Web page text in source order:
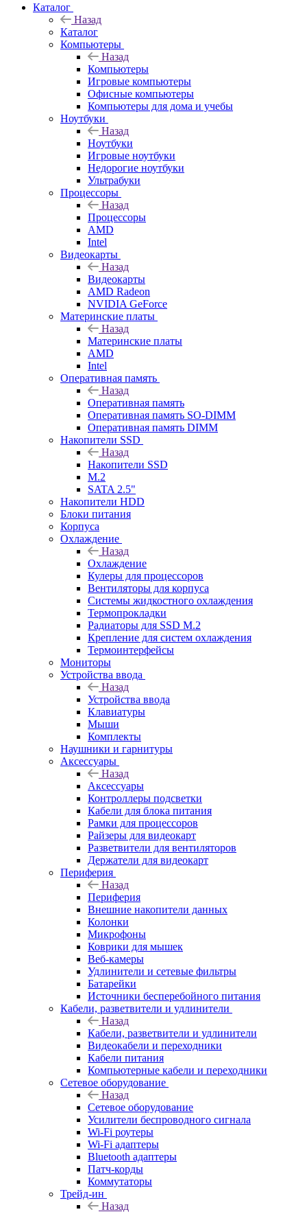
Каталог
Назад
Каталог
Компьютеры
Назад
Компьютеры
Игровые компьютеры
Офисные компьютеры
Компьютеры для дома и учебы
Ноутбуки
Назад
Ноутбуки
Игровые ноутбуки
Недорогие ноутбуки
Ультрабуки
Процессоры
Назад
Процессоры
AMD
Intel
Видеокарты
Назад
Видеокарты
AMD Radeon
NVIDIA GeForce
Материнские платы
Назад
Материнские платы
AMD
Intel
Оперативная память
Назад
Оперативная память
Оперативная память SO-DIMM
Оперативная память DIMM
Накопители SSD
Назад
Накопители SSD
M.2
SATA 2.5"
Накопители HDD
Блоки питания
Корпуса
Охлаждение
Назад
Охлаждение
Кулеры для процессоров
Вентиляторы для корпуса
Системы жидкостного охлаждения
Термопрокладки
Радиаторы для SSD M.2
Крепление для систем охлаждения
Термоинтерфейсы
Мониторы
Устройства ввода
Назад
Устройства ввода
Клавиатуры
Мыши
Комплекты
Наушники и гарнитуры
Аксессуары
Назад
Аксессуары
Контроллеры подсветки
Кабели для блока питания
Рамки для процессоров
Райзеры для видеокарт
Разветвители для вентиляторов
Держатели для видеокарт
Периферия
Назад
Периферия
Внешние накопители данных
Колонки
Микрофоны
Коврики для мышек
Веб-камеры
Удлинители и сетевые фильтры
Батарейки
Источники бесперебойного питания
Кабели, разветвители и удлинители
Назад
Кабели, разветвители и удлинители
Видеокабели и переходники
Кабели питания
Компьютерные кабели и переходники
Сетевое оборудование
Назад
Сетевое оборудование
Усилители беспроводного сигнала
Wi-Fi роутеры
Wi-Fi адаптеры
Bluetooth адаптеры
Патч-корды
Коммутаторы
Трейд-ин
Назад